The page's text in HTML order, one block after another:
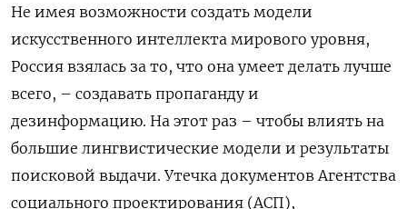
Не имея возможности создать модели
искусственного интеллекта мирового уровня,
Россия взялась за то, что она умеет делать лучше
всего, – создавать пропаганду и
дезинформацию. На этот раз – чтобы влиять на
большие лингвистические модели и результаты
поисковой выдачи. Утечка документов Агентства
социального проектирования (АСП),